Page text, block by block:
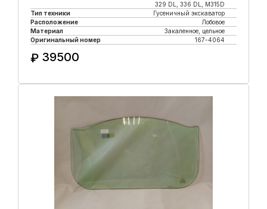
329 DL, 336 DL, M315D
Тип техники
Гусеничный экскаватор
Расположение
Лобовое
Материал
Закаленное, цельное
Оригинальный номер
167-4064
₽ 39500